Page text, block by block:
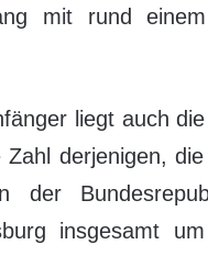
mit rund
liegt auch
derjenigen,
insgesamt